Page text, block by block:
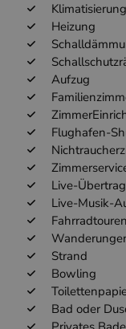
Klimatisierung
Heizung
Aufzug
Flughafen-
Live-
Live-Musik-
Fahrradtouren
Strand
Bowling
Bad oder